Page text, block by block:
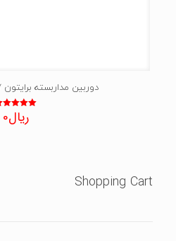
دوربین مداربسته برایتون Briton UVC64B17
نمره
5.00
ریال0
Shopping Cart